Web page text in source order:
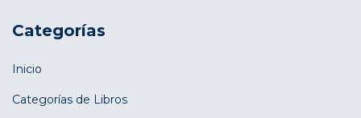
Categorías
Inicio
Categorías de Libros